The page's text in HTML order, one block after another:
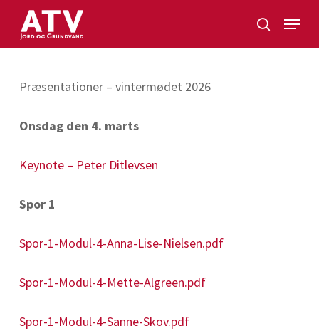
main
search
Menu
Præsentationer – vintermødet 2026
Onsdag den 4. marts
Keynote – Peter Ditlevsen
Spor 1
Spor-1-Modul-4-Anna-Lise-Nielsen.pdf
Spor-1-Modul-4-Mette-Algreen.pdf
Spor-1-Modul-4-Sanne-Skov.pdf
Close